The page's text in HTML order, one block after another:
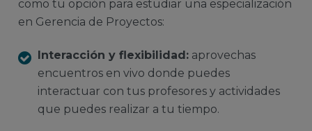
como tu opción para estudiar una especialización
en Gerencia de Proyectos:
Interacción y flexibilidad: aprovechas
encuentros en vivo donde puedes
interactuar con tus profesores y actividades
que puedes realizar a tu tiempo.